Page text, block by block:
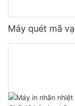
Máy quét mã